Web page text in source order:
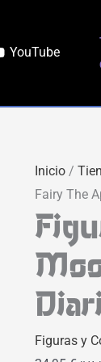
YouTube
Inicio /
Fairy The
Figuras y